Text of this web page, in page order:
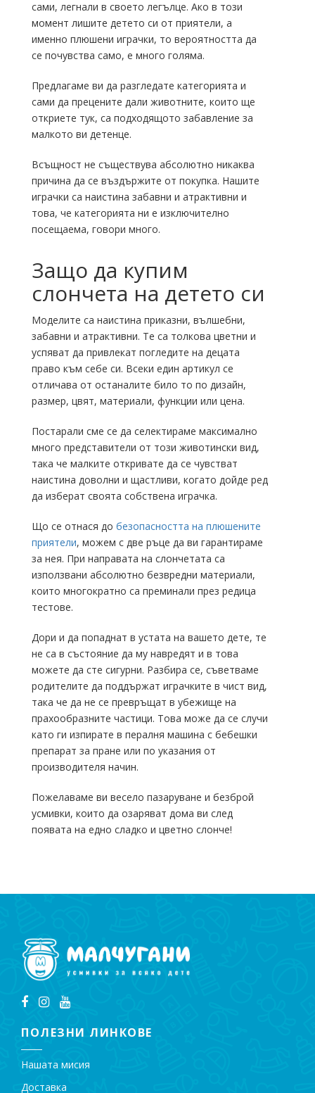
сами, легнали в своето легълце. Ако в този
момент лишите детето си от приятели, а
именно плюшени играчки, то вероятността да
се почувства само, е много голяма.
Предлагаме ви да разгледате категорията и
сами да прецените дали животните, които ще
откриете тук, са подходящото забавление за
малкото ви детенце.
Всъщност не съществува абсолютно никаква
причина да се въздържите от покупка. Нашите
играчки са наистина забавни и атрактивни и
това, че категорията ни е изключително
посещаема, говори много.
Защо да купим
слончета на детето си
Моделите са наистина приказни, вълшебни,
забавни и атрактивни. Те са толкова цветни и
успяват да привлекат погледите на децата
право към себе си. Всеки един артикул се
отличава от останалите било то по дизайн,
размер, цвят, материали, функции или цена.
Постарали сме се да селектираме максимално
много представители от този животински вид,
така че малките откривате да се чувстват
наистина доволни и щастливи, когато дойде ред
да изберат своята собствена играчка.
Що се отнася до безопасността на плюшените
приятели, можем с две ръце да ви гарантираме
за нея. При направата на слончетата са
използвани абсолютно безвредни материали,
които многократно са преминали през редица
тестове.
Дори и да попаднат в устата на вашето дете, те
не са в състояние да му навредят и в това
можете да сте сигурни. Разбира се, съветваме
родителите да поддържат играчките в чист вид,
така че да не се превръщат в убежище на
прахообразните частици. Това може да се случи
като ги изпирате в пералня машина с бебешки
препарат за пране или по указания от
производителя начин.
Пожелаваме ви весело пазаруване и безброй
усмивки, които да озаряват дома ви след
появата на едно сладко и цветно слонче!
ПОЛЕЗНИ ЛИНКОВЕ
Нашата мисия
Доставка